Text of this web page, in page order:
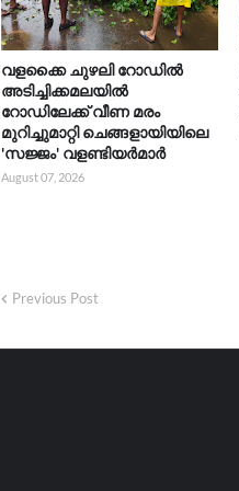
വളക്കൈ ചുഴലി റോഡിൽ
അടിച്ചിക്കമലയിൽ
റോഡിലേക്ക് വീണ മരം
മുറിച്ചുമാറ്റി ചെങ്ങളായിയിലെ
'സജ്ജം' വളണ്ടിയർമാർ
August 07, 2026
Previous Post